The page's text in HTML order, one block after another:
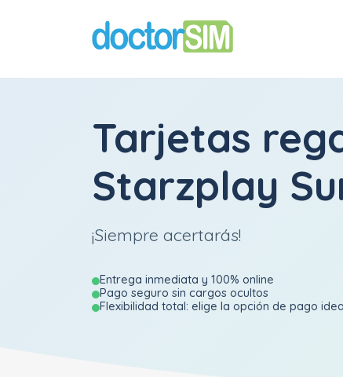
Tarjetas
Starzplay
¡Siempre acertarás!
Entrega inmediata y 100% online
Pago seguro sin cargos ocultos
Flexibilidad total: elige la opción de pago